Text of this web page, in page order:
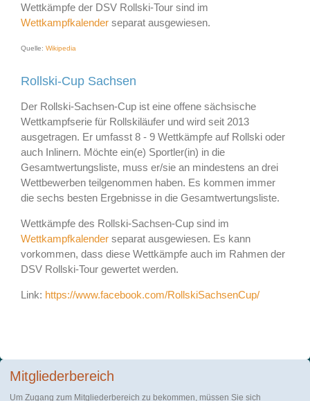
Wettkämpfe der DSV Rollski-Tour sind im
Wettkampfkalender separat ausgewiesen.
Quelle: Wikipedia
Rollski-Cup Sachsen
Der Rollski-Sachsen-Cup ist eine offene sächsische
Wettkampfserie für Rollskiläufer und wird seit 2013
ausgetragen. Er umfasst 8 - 9 Wettkämpfe auf Rollski oder
auch Inlinern. Möchte ein(e) Sportler(in) in die
Gesamtwertungsliste, muss er/sie an mindestens an drei
Wettbewerben teilgenommen haben. Es kommen immer
die sechs besten Ergebnisse in die Gesamtwertungsliste.
Wettkämpfe des Rollski-Sachsen-Cup sind im
Wettkampfkalender separat ausgewiesen. Es kann
vorkommen, dass diese Wettkämpfe auch im Rahmen der
DSV Rollski-Tour gewertet werden.
Link: https://www.facebook.com/RollskiSachsenCup/
Mitgliederbereich
Um Zugang zum Mitgliederbereich zu bekommen, müssen Sie sich